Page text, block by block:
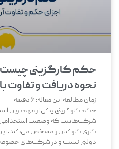
حکم کارگزینی چیست؟
نحوه دریافت و تفاوت
زمان مطالعه این مقاله:6 دقیقه
حکم کارگزینی یکی از مهم‌ترین
شرکت‌هاست که وضعیت استخدامی،
کاری کارکنان را مشخص می‌کند.
دولتی نیست و در شرکت‌های